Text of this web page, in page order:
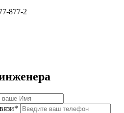
877-2